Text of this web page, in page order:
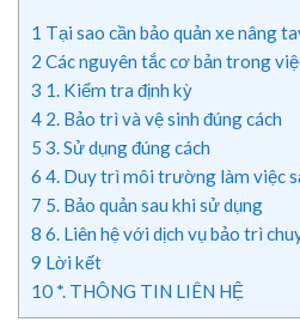
1 Tại sao cần bảo quản xe nâng
2 Các nguyên tắc cơ bản trong
3 1. Kiểm tra định kỳ
4 2. Bảo trì và vệ sinh đúng cách
5 3. Sử dụng đúng cách
6 4. Duy trì môi trường làm việc
7 5. Bảo quản sau khi sử dụng
8 6. Liên hệ với dịch vụ bảo trì
9 Lời kết
10 *. THÔNG TIN LIÊN HỆ